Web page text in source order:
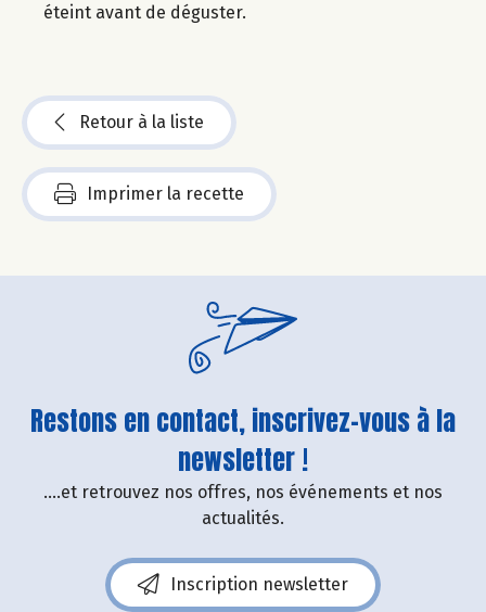
éteint avant de déguster.
Retour à la liste
Imprimer la recette
Restons en contact, inscrivez-vous à la
newsletter !
....et retrouvez nos offres, nos événements et nos
actualités.
Inscription newsletter